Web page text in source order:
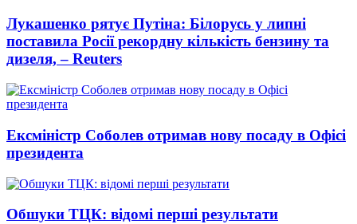
Лукашенко рятує Путіна: Білорусь у липні
поставила Росії рекордну кількість бензину та
дизеля, – Reuters
Ексміністр Соболев отримав нову посаду в Офісі
президента
Обшуки ТЦК: відомі перші результати